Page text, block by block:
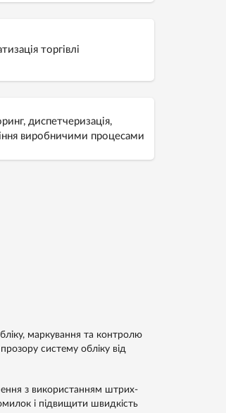
торгівлі
диспетчеризація,
виробничими процесами
маркування та контролю
систему обліку від
з використанням штрих-
і підвищити швидкість